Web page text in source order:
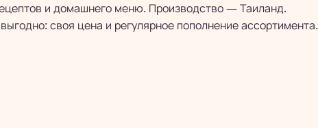
и домашнего меню. Производство — Таиланд.
своя цена и регулярное пополнение ассортимента.